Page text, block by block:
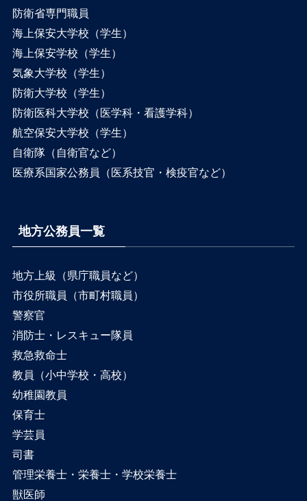
防衛省専門職員
海上保安大学校（学生）
海上保安学校（学生）
気象大学校（学生）
防衛大学校（学生）
防衛医科大学校（医学科・看護学科）
航空保安大学校（学生）
自衛隊（自衛官など）
医療系国家公務員（医系技官・検疫官など）
地方公務員一覧
地方上級（県庁職員など）
市役所職員（市町村職員）
警察官
消防士・レスキュー隊員
救急救命士
教員（小中学校・高校）
幼稚園教員
保育士
学芸員
司書
管理栄養士・栄養士・学校栄養士
獣医師